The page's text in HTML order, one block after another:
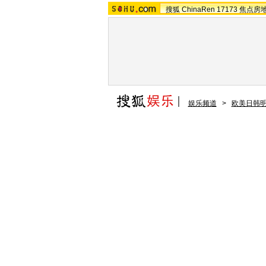
搜狐 ChinaRen 17173 焦点房
娱乐频道 > 欧美日韩